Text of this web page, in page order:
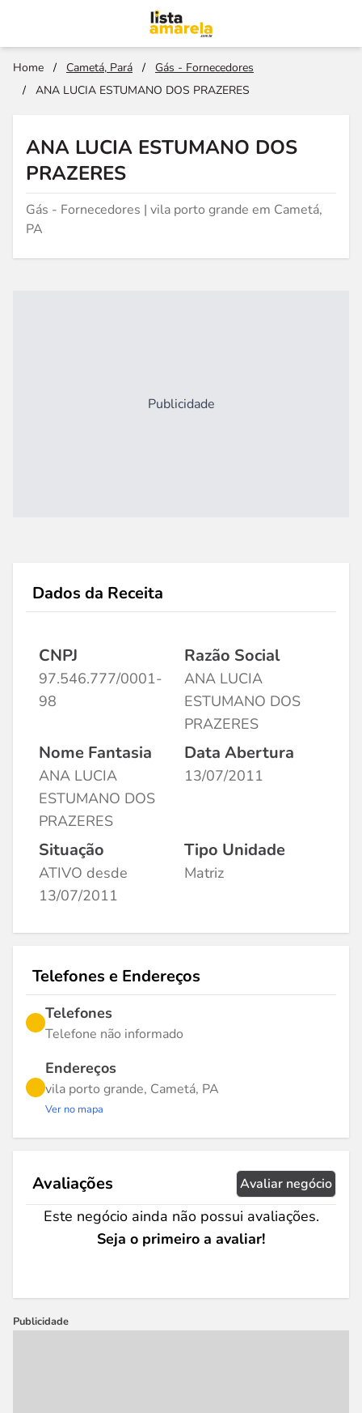
Home / Cametá, Pará /
Gás - Fornecedores
/
ANA LUCIA ESTUMANO DOS PRAZERES
ANA LUCIA ESTUMANO DOS
PRAZERES
Gás - Fornecedores | vila porto grande em Cametá,
PA
Publicidade
Dados da Receita
CNPJ
97.546.777/0001-
98
Razão Social
ANA LUCIA
ESTUMANO DOS
PRAZERES
Nome Fantasia
ANA LUCIA
ESTUMANO DOS
PRAZERES
Data Abertura
13/07/2011
Situação
ATIVO desde
13/07/2011
Tipo Unidade
Matriz
Telefones e Endereços
Telefones
Telefone não informado
Endereços
vila porto grande, Cametá, PA
Ver no mapa
Avaliações Avaliar negócio
Este negócio ainda não possui avaliações.
Seja o primeiro a avaliar!
Publicidade